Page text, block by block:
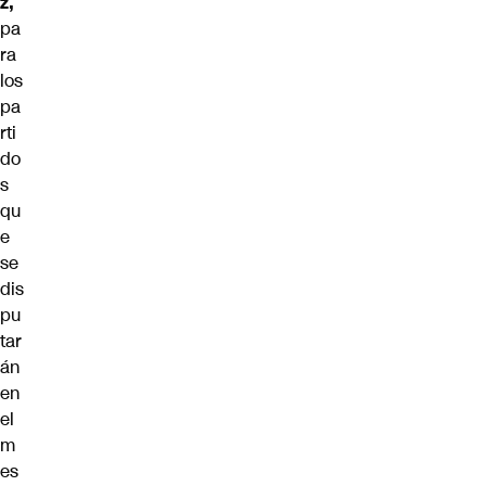
pa
ra
los
pa
rti
do
s
qu
e
se
dis
pu
tar
án
en
el
m
es